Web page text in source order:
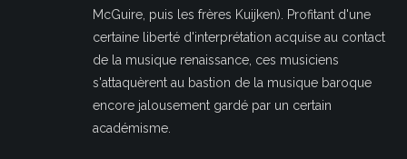
McGuire, puis les frères Kuijken). Profitant d'une
certaine liberté d'interprétation acquise au contact
de la musique renaissance, ces musiciens
s'attaquèrent au bastion de la musique baroque
encore jalousement gardé par un certain
académisme.